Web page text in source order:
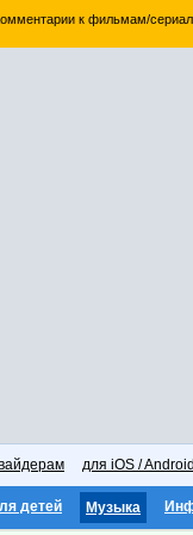
к фильмам/
для iOS /
детей Музыка